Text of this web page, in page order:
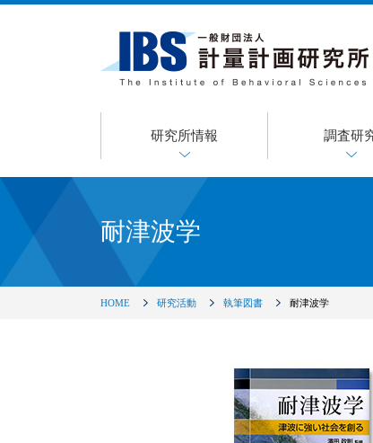
研究所情報 調査研
耐津波学
HOME 研究活動 執筆図書 耐津波学